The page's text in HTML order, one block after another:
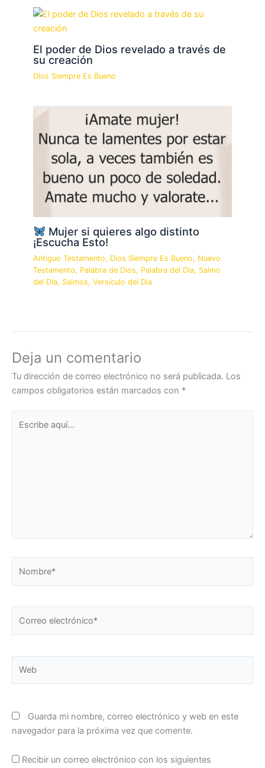
El poder de Dios revelado a través de
su creación
Dios Siempre Es Bueno
Mujer si quieres algo distinto
¡Escucha Esto!
Antiguo Testamento, Dios Siempre Es Bueno, Nuevo
Testamento, Palabra de Dios, Palabra del Día, Salmo
del Día, Salmos,Versículo del Día
Deja un comentario
Tu dirección de correo electrónico no será publicada. Los
campos obligatorios están marcados con *
aquí...
electrónico*
Guarda mi nombre, correo electrónico y web en este
navegador para la próxima vez que comente.
Recibir un correo electrónico con los siguientes